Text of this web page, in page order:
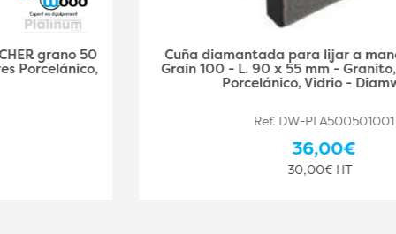
Cuña diamantada para lijar a mano SCRATCHER
Grain 100 - L. 90 x 55 mm - Granito, Mármol, Gres
Porcelánico, Vidrio - Diamwood
Ref. DW-PLA500501001